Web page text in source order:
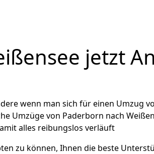
jetzt
wenn man sich für einen Umzug
Umzüge von Paderborn nach
alles reibungslos verläuft
zu können, Ihnen die beste